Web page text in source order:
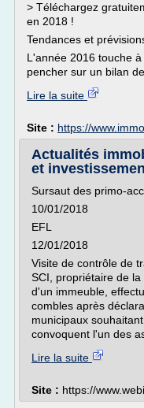
> Téléchargez
en 2018 !
Tendances et
L'année 2016 touche
pencher sur un bilan de
Lire la suite
Site : https://
Actualités
et
Sursaut des primo-
10/01/2018
EFL
12/01/2018
Visite de contrôle de
SCI, propriétaire de
d'un immeuble,
combles après
municipaux
convoquent l'un des
Lire la suite
Site : https://